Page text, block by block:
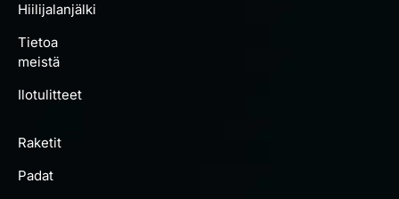
Hiilijalanjälki
Tietoa
meistä
Ilotulitteet
Raketit
Padat